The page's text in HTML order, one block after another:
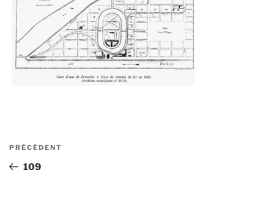
Navigation
l’article
Article
précédent
PRÉCÉDENT
109